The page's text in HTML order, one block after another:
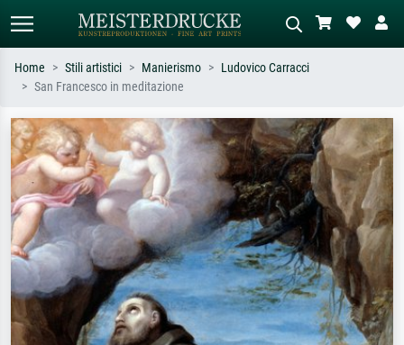
Cerca per artista, titolo o stile – es.
Monet, Notte stellata,
Impressionismo, onda di Hokusai,
nudo.
Descrivi la scena – es. prato verde,
astratto con molto rosso, dipinto a
olio scuro, nudo in piedi vicino a un
albero.
Home Stili artistici Manierismo
Ludovico Carracci
San Francesco in meditazione